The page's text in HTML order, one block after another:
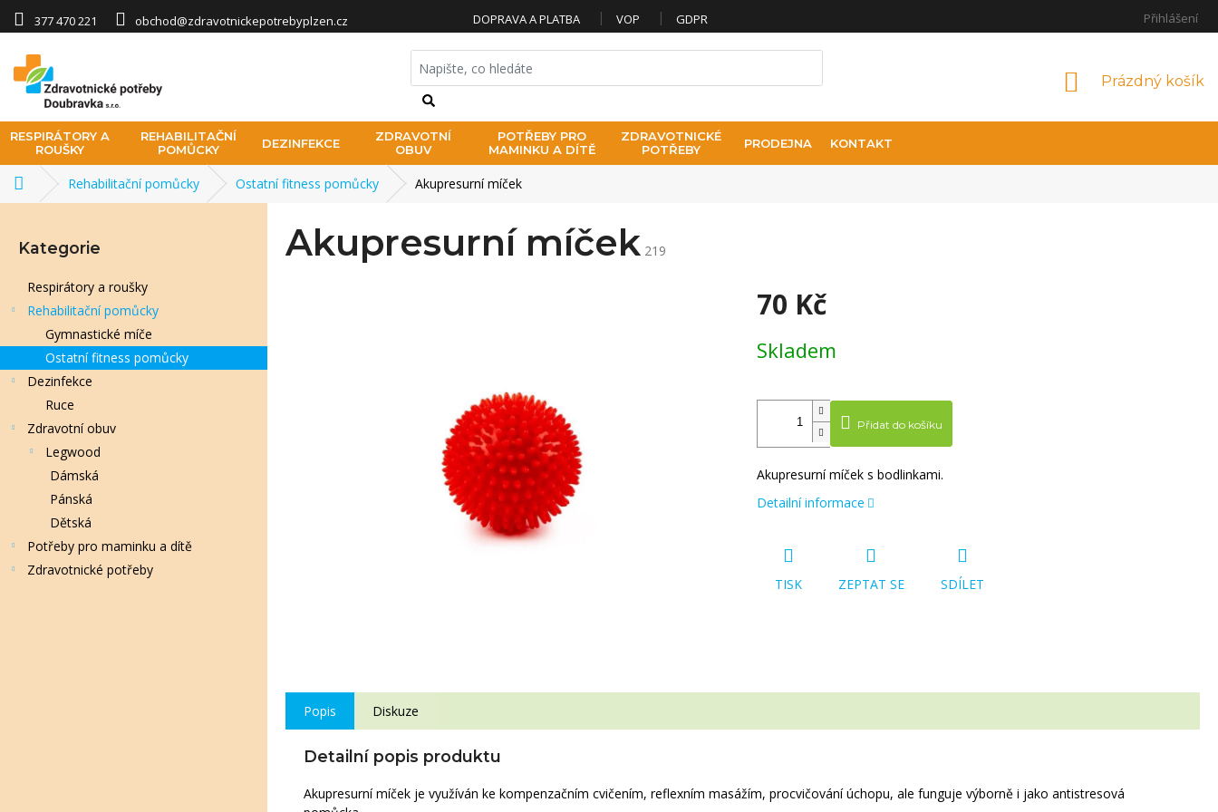
Přejít na obsah
377 470 221 obchod@zdravotnickepotrebyplzen.cz DOPRAVA A PLATBA VOP GDPR Přihlášení
HLEDAT
NÁKUPNÍ
Prázdný košík
RESPIRÁTORY A
ROUŠKY
REHABILITAČNÍ
POMŮCKY
DEZINFEKCE
ZDRAVOTNÍ
OBUV
POTŘEBY PRO
MAMINKU A DÍTĚ
ZDRAVOTNICKÉ
POTŘEBY
PRODEJNA KONTAKT
Domů Rehabilitační pomůcky Ostatní fitness pomůcky Akupresurní míček
Přeskočit kategorie
Kategorie
Respirátory a roušky
Rehabilitační pomůcky
Gymnastické míče
Ostatní fitness pomůcky
Dezinfekce
Ruce
Zdravotní obuv
Legwood
Dámská
Pánská
Dětská
Potřeby pro maminku a dítě
Zdravotnické potřeby
Akupresurní míček 219
70 Kč
Skladem
Přidat do košíku
Akupresurní míček s bodlinkami.
Detailní informace
TISK ZEPTAT SE SDÍLET
Popis Diskuze
Detailní popis produktu
Akupresurní míček je využíván ke kompenzačním cvičením, reflexním masážím, procvičování úchopu, ale funguje výborně i jako antistresová